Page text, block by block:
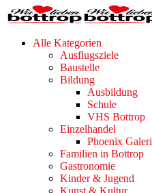
Alle Kategorien
Ausflugsziele
Baustelle
Bildung
Ausbildung
Schule
VHS Bottrop
Einzelhandel
Phoenix
Familien in Bottrop
Gastronomie
Kinder & Jugend
Kunst & Kultur